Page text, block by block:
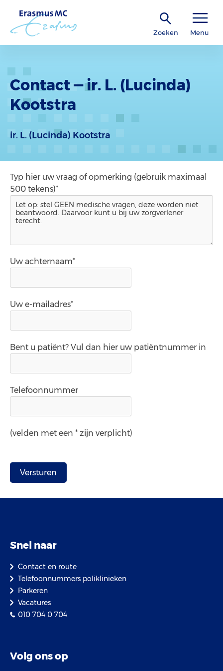
Zoeken Menu
Contact — ir. L. (Lucinda)
Kootstra
ir. L. (Lucinda) Kootstra
Typ hier uw vraag of opmerking (gebruik maximaal
500 tekens)*
Uw achternaam*
Uw e-mailadres*
Bent u patiënt? Vul dan hier uw patiëntnummer in
Telefoonnummer
(velden met een * zijn verplicht)
Snel naar
Contact en route
Telefoonnummers poliklinieken
Parkeren
Vacatures
010 704 0 704
Volg ons op